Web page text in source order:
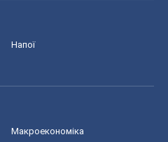
Напої
Макроекономіка